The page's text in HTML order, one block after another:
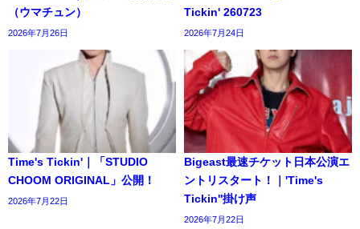
（ウマチュン）
2026年7月26日
Tickin' 260723
2026年7月24日
Time's Tickin'｜「STUDIO
CHOOM ORIGINAL」公開！
2026年7月22日
Bigeast最速チケット日本公演エ
ントリスタート！｜'Time's
Tickin''掛け声
2026年7月22日